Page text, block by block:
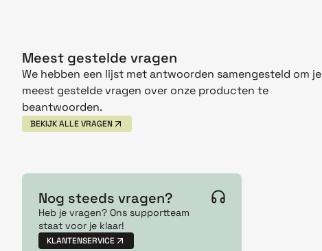
Meest gestelde vragen
We hebben een lijst met antwoorden samengesteld om je
meest gestelde vragen over onze producten te
beantwoorden.
BEKIJK ALLE VRAGEN
Nog steeds vragen?
Heb je vragen? Ons supportteam
staat voor je klaar!
KLANTENSERVICE